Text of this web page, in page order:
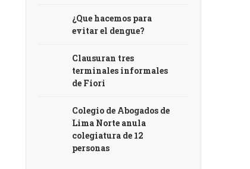
¿Que hacemos para
evitar el dengue?
Clausuran tres
terminales informales
de Fiori
Colegio de Abogados de
Lima Norte anula
colegiatura de 12
personas